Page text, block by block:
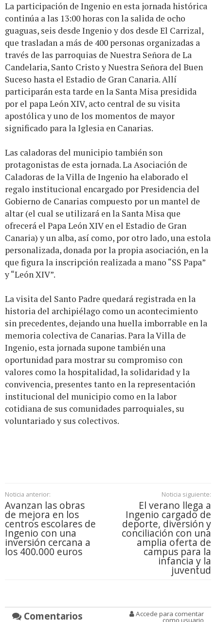
La participación de Ingenio en esta jornada histórica
continúa a las 13:00 horas con la salida de ocho
guaguas, seis desde Ingenio y dos desde El Carrizal,
que trasladan a más de 400 personas organizadas a
través de las parroquias de Nuestra Señora de La
Candelaria, Santo Cristo y Nuestra Señora del Buen
Suceso hasta el Estadio de Gran Canaria. Allí
participarán esta tarde en la Santa Misa presidida
por el papa León XIV, acto central de su visita
apostólica y uno de los momentos de mayor
significado para la Iglesia en Canarias.
Las caladoras del municipio también son
protagonistas de esta jornada. La Asociación de
Caladoras de la Villa de Ingenio ha elaborado el
regalo institucional encargado por Presidencia del
Gobierno de Canarias compuesto por un mantel de
altar (el cual se utilizará en la Santa Misa que
ofrecerá el Papa León XIV en el Estadio de Gran
Canaria) y un alba, así como, por otro lado, una estola
personalizada, donada por la propia asociación, en la
que figura la inscripción realizada a mano “SS Papa”
y “León XIV”.
La visita del Santo Padre quedará registrada en la
historia del archipiélago como un acontecimiento
sin precedentes, dejando una huella imborrable en la
memoria colectiva de Canarias. Para la Villa de
Ingenio, esta jornada supone también una
oportunidad para mostrar su compromiso con
valores como la hospitalidad, la solidaridad y la
convivencia, presentes tanto en la representación
institucional del municipio como en la labor
cotidiana de sus comunidades parroquiales, su
voluntariado y sus colectivos.
Noticia anterior:
Avanzan las obras
de mejora en los
centros escolares de
Ingenio con una
inversión cercana a
los 400.000 euros
Noticia siguiente:
El verano llega a
Ingenio cargado de
deporte, diversión y
conciliación con una
amplia oferta de
campus para la
infancia y la
juventud
Comentarios Accede para comentar
como usuario